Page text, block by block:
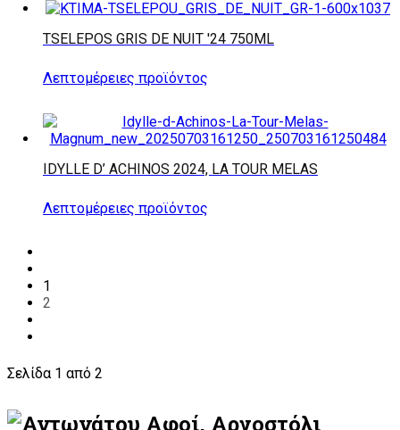
TSELEPOS GRIS DE NUIT '24 750ML
Λεπτομέρειες προϊόντος
IDYLLE D’ ACHINOS 2024, LA TOUR MELAS
Λεπτομέρειες προϊόντος
1
2
Σελίδα 1 από 2